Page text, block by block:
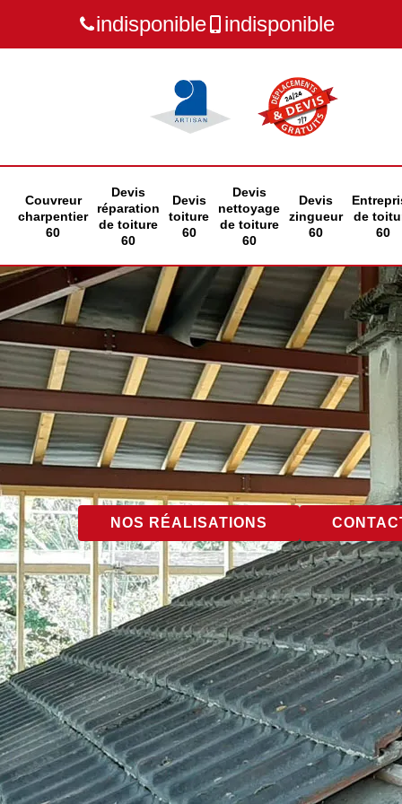
indisponible indisponible
Couvreur
charpentier
60
Devis
réparation
de toiture
60
Devis
toiture
60
Devis
nettoyage
de toiture
60
Devis
zingueur
60
de
60
NOS RÉALISATIONS